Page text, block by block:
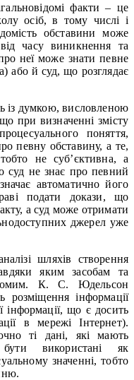
факти – це
осіб, в тому числі і
обставини може
часу виникнення та
неї може знати певне
або й суд, що розглядає
із думкою, висловленою
при визначенні змісту
поняття,
певну обставину, а те,
не суб’єктивна, а
суд не знає про певний
автоматично його
подати докази, що
а суд може отримати
джерел уже
шляхів створення
яким засобам та
К. С. Юдельсон
розміщення інформації
інформації, що є досить
в мережі Інтернет).
ті дані, які мають
використані як
значенні, тобто